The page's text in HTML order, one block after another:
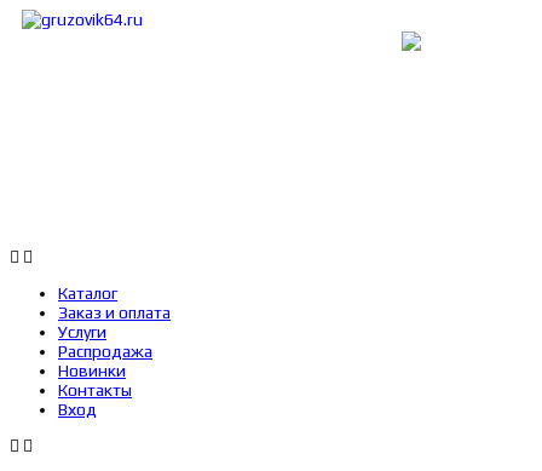
Каталог
Заказ и оплата
Услуги
Распродажа
Новинки
Контакты
Вход